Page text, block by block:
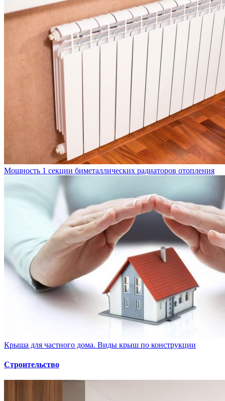
Мощность 1 секции биметаллических радиаторов отопления
Крыша для частного дома. Виды крыш по конструкции
Строительство